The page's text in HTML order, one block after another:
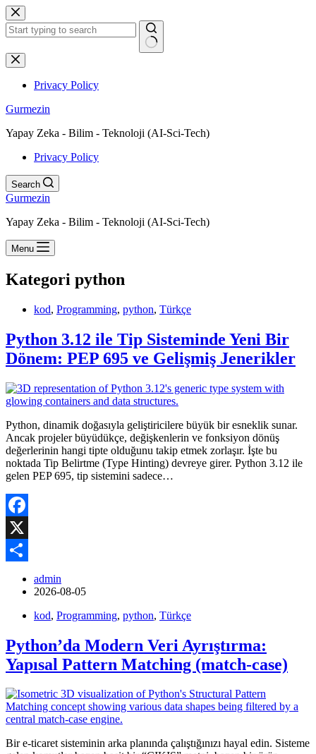
Skip
to
content
No
results
Privacy Policy
Gurmezin
Yapay Zeka - Bilim - Teknoloji (AI-Sci-Tech)
Privacy Policy
Search
Gurmezin
Yapay Zeka - Bilim - Teknoloji (AI-Sci-Tech)
Menu
Kategori python
kod, Programming, python, Türkçe
Python 3.12 ile Tip Sisteminde Yeni Bir
Dönem: PEP 695 ve Gelişmiş Jenerikler
Python, dinamik doğasıyla geliştiricilere büyük bir esneklik sunar.
Ancak projeler büyüdükçe, değişkenlerin ve fonksiyon dönüş
değerlerinin hangi tipte olduğunu takip etmek zorlaşır. İşte bu
noktada Tip Belirtme (Type Hinting) devreye girer. Python 3.12 ile
gelen PEP 695, tip sistemini sadece…
Facebook
X
admin
2026-08-05
kod, Programming, python, Türkçe
Python’da Modern Veri Ayrıştırma:
Yapısal Pattern Matching (match-case)
Bir e-ticaret sisteminin arka planında çalıştığınızı hayal edin. Sisteme